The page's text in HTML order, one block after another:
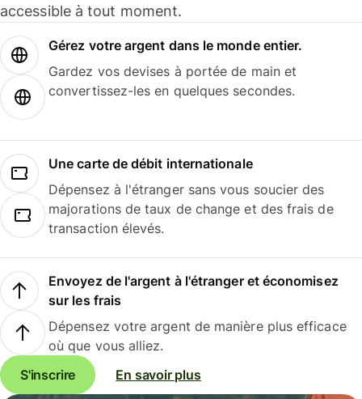
accessible à tout moment.
Gérez votre argent dans le monde entier.
Gardez vos devises à portée de main et
convertissez-les en quelques secondes.
Une carte de débit internationale
Dépensez à l'étranger sans vous soucier des
majorations de taux de change et des frais de
transaction élevés.
Envoyez de l'argent à l'étranger et économisez
sur les frais
Dépensez votre argent de manière plus efficace
où que vous alliez.
S'inscrire
En savoir plus